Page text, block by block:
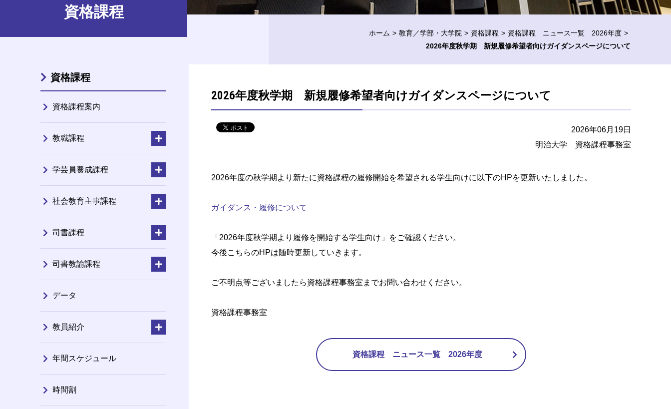
資格課程
ホーム 教育／学部・大学院 資格課程
資格課程 ニュース一覧 2026年度
2026年度秋学期 新規履修希望者向けガイダンスページについて
2026年度秋学期 新規履修希望者向けガイダンスページについて
2026年06月19日
明治大学 資格課程事務室
2026年度の秋学期より新たに資格課程の履修開始を希望される学生向けに以下のHPを更新いたしました。
ガイダンス・履修について
「2026年度秋学期より履修を開始する学生向け」をご確認ください。
今後こちらのHPは随時更新していきます。
ご不明点等ございましたら資格課程事務室までお問い合わせください。
資格課程事務室
資格課程 ニュース一覧 2026年度
資格課程
資格課程案内
教職課程
学芸員養成課程
社会教育主事課程
司書課程
司書教諭課程
データ
教員紹介
年間スケジュール
時間割